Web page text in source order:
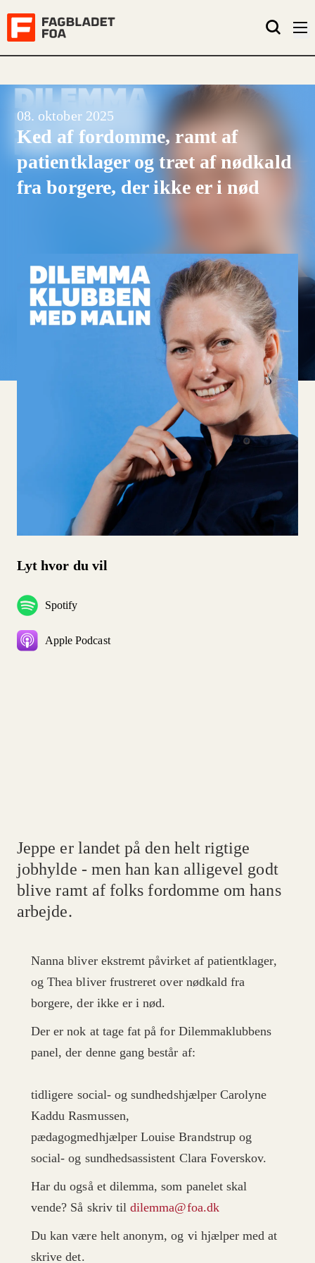
Ked af fordomme, ramt af
patientklager og træt af nødkald
fra borgere, der ikke er i nød
08. oktober 2025
Lyt hvor du vil
Spotify
Apple Podcast
Jeppe er landet på den helt rigtige
jobhylde - men han kan alligevel godt
blive ramt af folks fordomme om hans
arbejde.
Nanna bliver ekstremt påvirket af patientklager,
og Thea bliver frustreret over nødkald fra
borgere, der ikke er i nød.
Der er nok at tage fat på for Dilemmaklubbens
panel, der denne gang består af:
tidligere social- og sundhedshjælper Carolyne
Kaddu Rasmussen,
pædagogmedhjælper Louise Brandstrup og
social- og sundhedsassistent Clara Foverskov.
Har du også et dilemma, som panelet skal
vende? Så skriv tildilemma@foa.dk
Du kan være helt anonym, og vi hjælper med at
skrive det.